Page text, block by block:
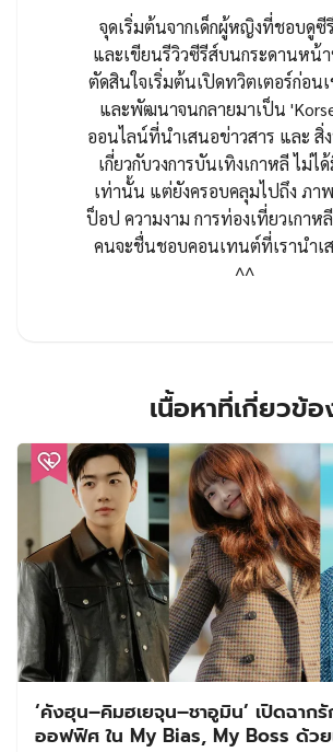
จุดเริ่มต้นจากเด็กผู้หญิงที่ชอบดูซี
และเขียนรีวิวซีรีส์บนกระดานหน้
ตัดสินใจเริ่มต้นเปิดทวิตเตอร์ก่อน
และพัฒนาจนกลายมาเป็น
ออนไลน์ที่นำเสนอข่าวสาร และ สิ่
เกี่ยวกับวงการบันเทิงเกาหลี ไม่ไ
เท่านั้น แต่ยังครอบคลุมไปถึง ภา
ป็อป ความงาม การท่องเที่ยวเกาห
คนจะชื่นชอบคอนเทนต์ที่เรานำเ
^^
เนื้อหาที่เกี่ยวข้อ
‘คังฮุน–คิมฮเยจุน–ชาอูมิน’ เปิดฉาก
ออฟฟิศ ใน My Bias, My Boss ด้ว